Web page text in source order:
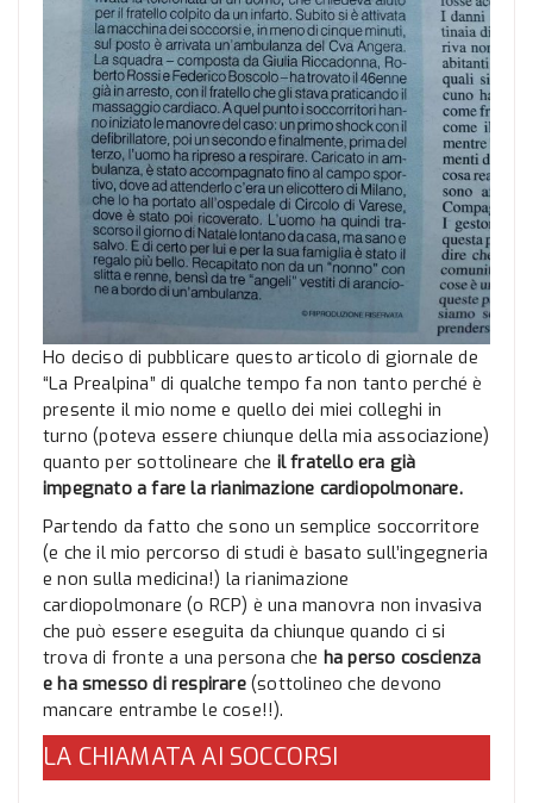
Ho deciso di pubblicare questo articolo di giornale de
“La Prealpina” di qualche tempo fa non tanto perché è
presente il mio nome e quello dei miei colleghi in
turno (poteva essere chiunque della mia associazione)
quanto per sottolineare che il fratello era già
impegnato a fare la rianimazione cardiopolmonare.
Partendo da fatto che sono un semplice soccorritore
(e che il mio percorso di studi è basato sull’ingegneria
e non sulla medicina!) la rianimazione
cardiopolmonare (o RCP) è una manovra non invasiva
che può essere eseguita da chiunque quando ci si
trova di fronte a una persona che ha perso coscienza
e ha smesso di respirare(sottolineo che devono
mancare entrambe le cose!!).
LA CHIAMATA AI SOCCORSI